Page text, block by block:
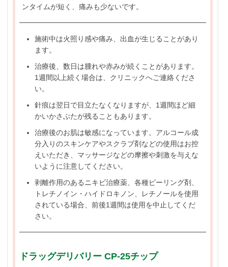
ンタイムが短く、痛みも少ないです。
施術中は火照り感や痛み、出血が生じることがあり
ます。
治療後、数日は腫れや赤みが続くことがあります。
1週間以上続く場合は、クリニックへご連絡くださ
い。
針痕は翌日で目立たなくなりますが、1週間ほど細
かいかさぶたが残ることもあります。
治療後のお肌は敏感になっています。アルコール成
分入りのスキンケアやスクラブ剤などの使用はお控
えいただき、マッサージなどの摩擦や刺激を与えな
いように注意してください。
剥離作用のあるニキビ治療薬、各種ピーリング剤、
トレチノイン・ハイドロキノン、レチノールを使用
されている場合、前後1週間は使用を中止してくだ
さい。
ドラッグデリバリー CP-25チップ